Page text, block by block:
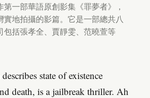
一部華語原創影集《罪夢者》，
實地拍攝的影篇。它是一部總共八
包括張孝全、賈靜雯、范曉萱等
state of existence
death, is a jailbreak thriller. Ah